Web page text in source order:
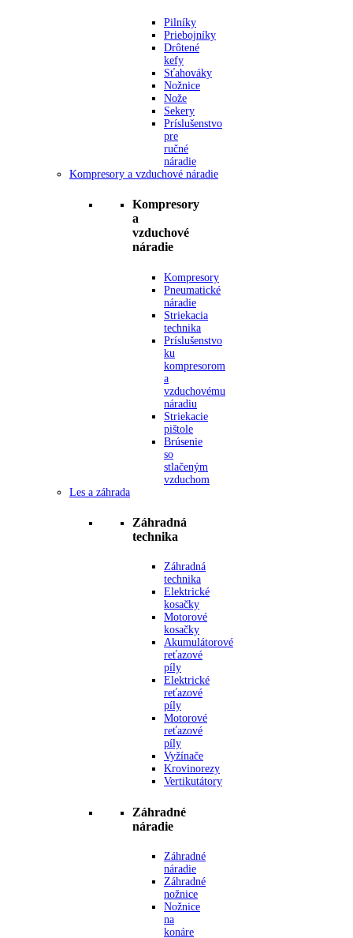
Pilníky
Priebojníky
Drôtené
kefy
Sťahováky
Nožnice
Nože
Sekery
Príslušenstvo
pre
ručné
náradie
Kompresory a vzduchové náradie
Kompresory
a
vzduchové
náradie
Kompresory
Pneumatické
náradie
Striekacia
technika
Príslušenstvo
ku
kompresorom
a
vzduchovému
náradiu
Striekacie
pištole
Brúsenie
so
stlačeným
vzduchom
Les a záhrada
Záhradná
technika
Záhradná
technika
Elektrické
kosačky
Motorové
kosačky
Akumulátorové
reťazové
píly
Elektrické
reťazové
píly
Motorové
reťazové
píly
Vyžínače
Krovinorezy
Vertikutátory
Záhradné
náradie
Záhradné
náradie
Záhradné
nožnice
Nožnice
na
konáre